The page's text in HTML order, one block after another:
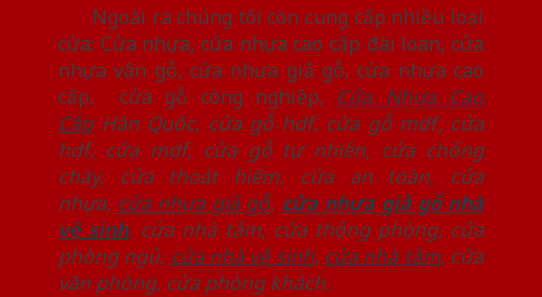
Ngoài ra chúng tôi còn cung cấp nhiều loại
cửa: Cửa nhựa, cửa nhựa cao cấp đài loan, cửa
nhựa vân gỗ, cửa nhựa giả gỗ, cửa nhựa cao
cấp, cửa gỗ công nghiệp, Cửa Nhựa Cao
CấpHàn Quốc, cửa gỗ hdf, cửa gỗ mdf, cửa
hdf, cửa mdf, cửa gỗ tự nhiên, cửa chống
cháy, cửa thoát hiểm, cửa an toàn, cửa
nhựa, cửa nhựa giả gỗ, cửa nhựa giả gỗ nhà
vệ sinh, cửa nhà tắm, cửa thông phòng, cửa
phòng ngủ, cửa nhà vệ sinh, cửa nhà tắm, cửa
văn phòng, cửa phòng khách.